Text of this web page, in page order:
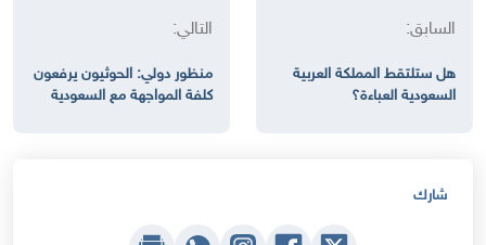
السابق:
هل ستلتقط المملكة العربية
السعودية العباءة؟
التالي:
منظور دولي: الحوثيون يرفعون
كلفة المواجهة مع السعودية
شارك